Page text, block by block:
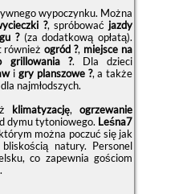
wypoczynku. Można
?, spróbowaćjazdy
?(za dodatkową opłatą).
równieżogród ?, miejsce na
grillowania ?. Dla dzieci
i gry planszowe ?, a także
najmłodszych.
klimatyzację,ogrzewanie
dymu tytoniowego. Leśna7
można poczuć się jak
natury. Personel
co zapewnia gościom